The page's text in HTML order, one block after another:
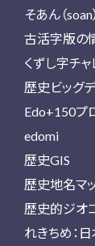
そあん（soan）
古活字版の
くずし字チャ
歴史ビッグ
Edo+150プ
edomi
歴史GIS
歴史地名マ
歴史的ジオ
れきちめ：